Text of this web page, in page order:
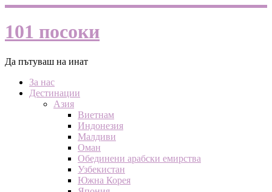
101 посоки
Да пътуваш на инат
За нас
Дестинации
Азия
Виетнам
Индонезия
Малдиви
Оман
Обединени арабски емирства
Узбекистан
Южна Корея